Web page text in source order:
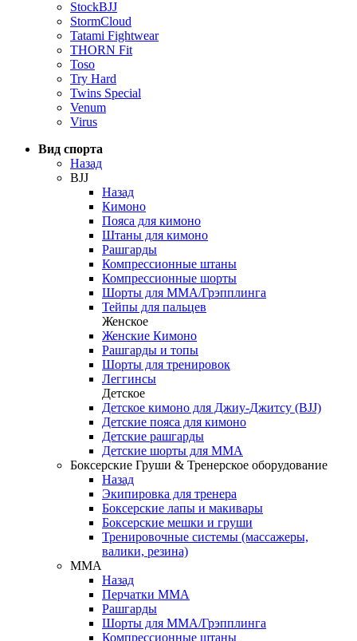
StockBJJ
StormCloud
Tatami Fightwear
THORN Fit
Toso
Try Hard
Twins Special
Venum
Virus
Вид спорта
Назад
BJJ
Назад
Кимоно
Пояса для кимоно
Штаны для кимоно
Рашгарды
Компрессионные штаны
Компрессионные шорты
Шорты для ММА/Грэпплинга
Тейпы для пальцев
Женское
Женские Кимоно
Рашгарды и топы
Шорты для тренировок
Леггинсы
Детское
Детское кимоно для Джиу-Джитсу (BJJ)
Детские пояса для кимоно
Детские рашгарды
Детские шорты для ММА
Боксерские Груши & Тренерское оборудование
Назад
Экипировка для тренера
Боксерские лапы и макивары
Боксерские мешки и груши
Тренировочные системы (массажеры,
валики, резина)
ММА
Назад
Перчатки ММА
Рашгарды
Шорты для ММА/Грэпплинга
Компрессионные штаны